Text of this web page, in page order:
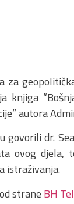
za
knjiga
autora
govorili dr.
ovog djela,
istraživanja.
straneBH